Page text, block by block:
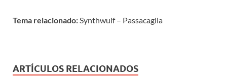
Tema relacionado:Synthwulf – Passacaglia
ARTÍCULOS RELACIONADOS